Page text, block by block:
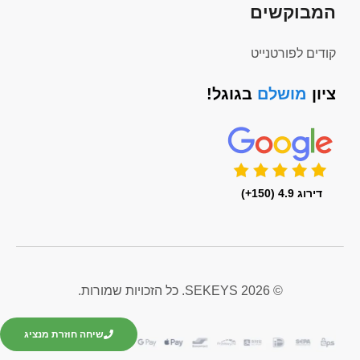
שיחה חוזרת מנציג
המבוקשים
קודים לפורטנייט
ציון מושלם בגוגל!
דירוג 4.9 (150+)
© 2026 SEKEYS. כל הזכויות שמורות.